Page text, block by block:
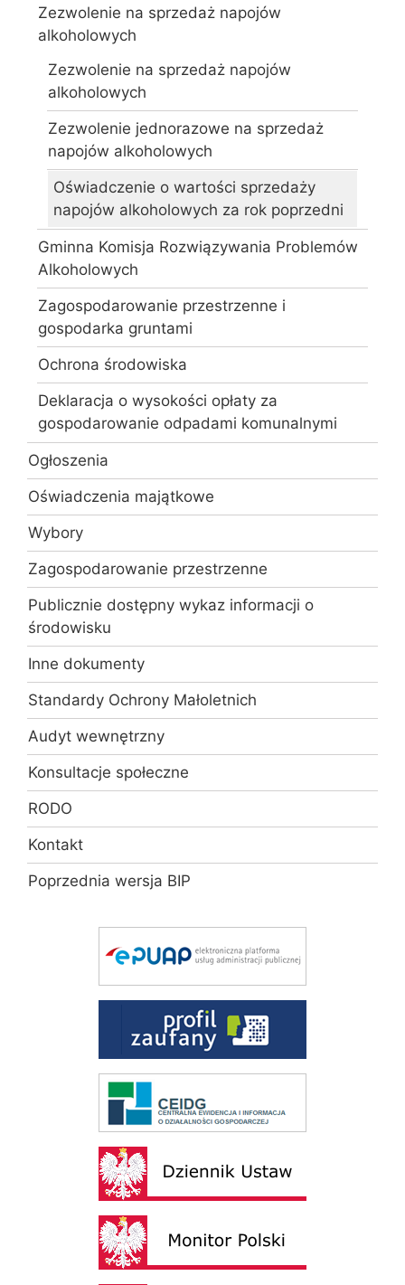
Zezwolenie na sprzedaż napojów
alkoholowych
Zezwolenie na sprzedaż napojów
alkoholowych
Zezwolenie jednorazowe na sprzedaż
napojów alkoholowych
Oświadczenie o wartości sprzedaży
napojów alkoholowych za rok poprzedni
Gminna Komisja Rozwiązywania Problemów
Alkoholowych
Zagospodarowanie przestrzenne i
gospodarka gruntami
Ochrona środowiska
Deklaracja o wysokości opłaty za
gospodarowanie odpadami komunalnymi
Ogłoszenia
Oświadczenia majątkowe
Wybory
Zagospodarowanie przestrzenne
Publicznie dostępny wykaz informacji o
środowisku
Inne dokumenty
Standardy Ochrony Małoletnich
Audyt wewnętrzny
Konsultacje społeczne
RODO
Kontakt
Poprzednia wersja BIP